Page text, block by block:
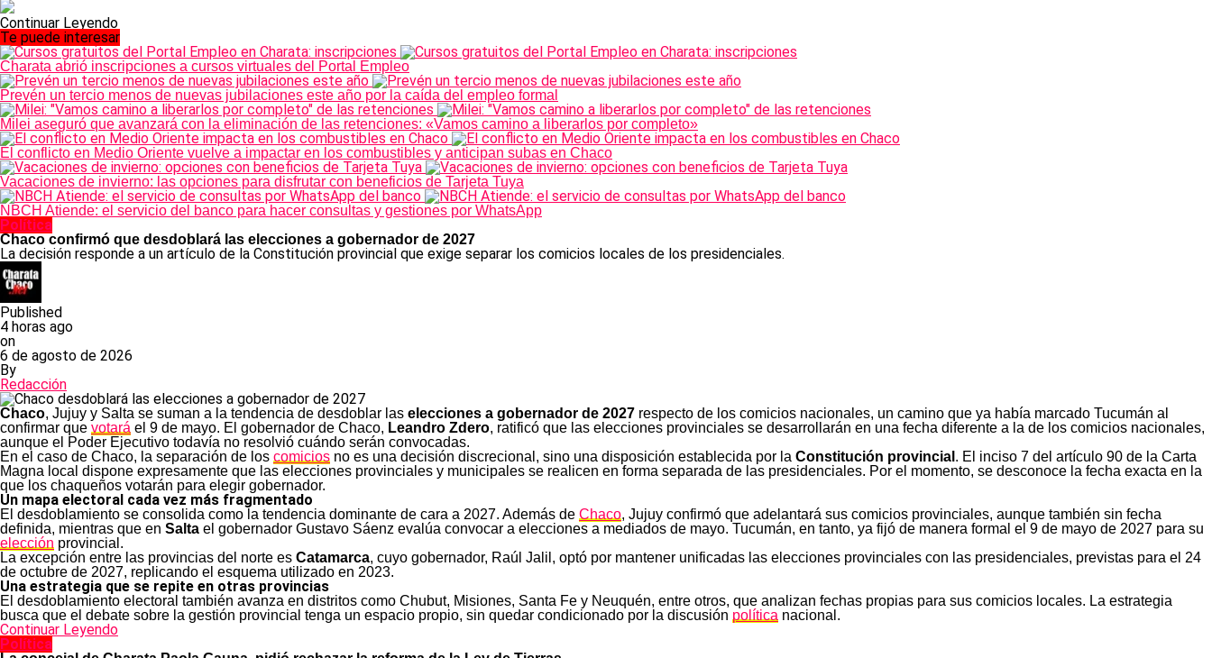
Continuar Leyendo
Te puede interesar
Charata abrió inscripciones a cursos virtuales del Portal Empleo
Prevén un tercio menos de nuevas jubilaciones este año por la caída del empleo formal
Milei aseguró que avanzará con la eliminación de las retenciones: «Vamos camino a liberarlos por completo»
El conflicto en Medio Oriente vuelve a impactar en los combustibles y anticipan subas en Chaco
Vacaciones de invierno: las opciones para disfrutar con beneficios de Tarjeta Tuya
NBCH Atiende: el servicio del banco para hacer consultas y gestiones por WhatsApp
Política
Chaco confirmó que desdoblará las elecciones a gobernador de 2027
La decisión responde a un artículo de la Constitución provincial que exige separar los comicios locales de los presidenciales.
Published
4 horas ago
on
6 de agosto de 2026
By
Redacción
Chaco, Jujuy y Salta se suman a la tendencia de desdoblar las elecciones a gobernador de 2027 respecto de los comicios nacionales, un camino que ya había marcado Tucumán al
confirmar que votará el 9 de mayo. El gobernador de Chaco, Leandro Zdero, ratificó que las elecciones provinciales se desarrollarán en una fecha diferente a la de los comicios nacionales,
aunque el Poder Ejecutivo todavía no resolvió cuándo serán convocadas.
En el caso de Chaco, la separación de los comicios no es una decisión discrecional, sino una disposición establecida por la Constitución provincial . El inciso 7 del artículo 90 de la Carta
Magna local dispone expresamente que las elecciones provinciales y municipales se realicen en forma separada de las presidenciales. Por el momento, se desconoce la fecha exacta en la
que los chaqueños votarán para elegir gobernador.
Un mapa electoral cada vez más fragmentado
El desdoblamiento se consolida como la tendencia dominante de cara a 2027. Además de Chaco, Jujuy confirmó que adelantará sus comicios provinciales, aunque también sin fecha
definida, mientras que en Salta el gobernador Gustavo Sáenz evalúa convocar a elecciones a mediados de mayo. Tucumán, en tanto, ya fijó de manera formal el 9 de mayo de 2027 para su
elección provincial.
La excepción entre las provincias del norte es Catamarca, cuyo gobernador, Raúl Jalil, optó por mantener unificadas las elecciones provinciales con las presidenciales, previstas para el 24
de octubre de 2027, replicando el esquema utilizado en 2023.
Una estrategia que se repite en otras provincias
El desdoblamiento electoral también avanza en distritos como Chubut, Misiones, Santa Fe y Neuquén, entre otros, que analizan fechas propias para sus comicios locales. La estrategia
busca que el debate sobre la gestión provincial tenga un espacio propio, sin quedar condicionado por la discusión política nacional.
Continuar Leyendo
Política